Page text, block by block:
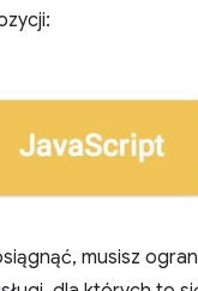
musisz